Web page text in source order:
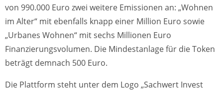
von 990.000 Euro zwei weitere Emissionen an: „Wohnen
im Alter“ mit ebenfalls knapp einer Million Euro sowie
„Urbanes Wohnen“ mit sechs Millionen Euro
Finanzierungsvolumen. Die Mindestanlage für die Token
beträgt demnach 500 Euro.
Die Plattform steht unter dem Logo „Sachwert Invest